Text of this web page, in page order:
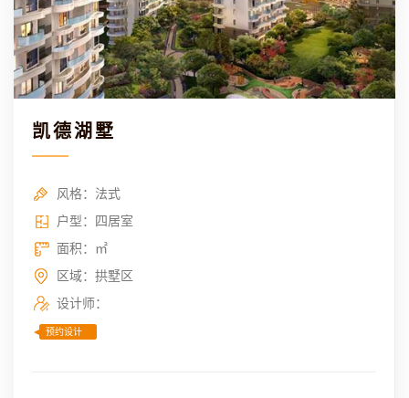
凯德湖墅
风格：法式
户型：四居室
面积：㎡
区域：拱墅区
设计师：
预约设计